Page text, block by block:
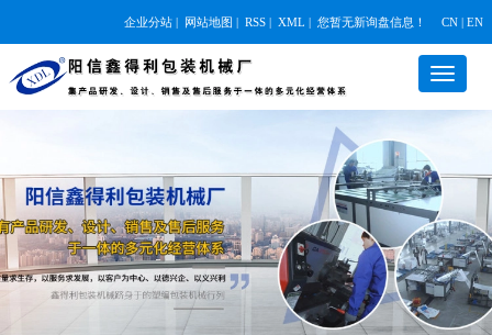
企业分站| 网站地图 | RSS| XML | 您暂无新询盘信息！ CN | EN